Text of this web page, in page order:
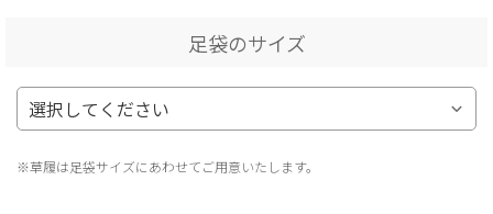
足袋のサイズ
※草履は足袋サイズにあわせてご用意いたします。